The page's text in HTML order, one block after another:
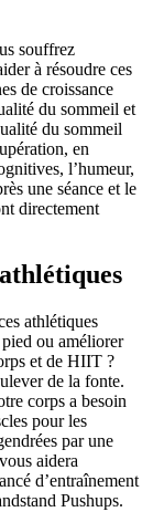
souffrez
à résoudre ces
de croissance
du sommeil et
du sommeil
en
l’humeur,
une séance et le
directement
athlétiques
ou améliorer
et de HIIT ?
de la fonte.
corps a besoin
pour les
par une
aidera
d’entraînement
Pushups.